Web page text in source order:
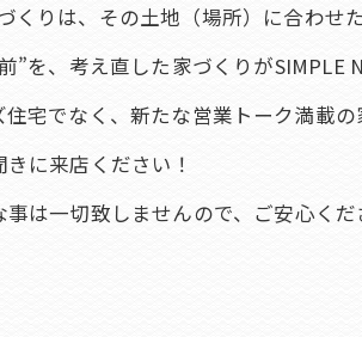
くりは、その土地（場所）に合わせ
”を、考え直した家づくりがSIMPLE
宅でなく、新たな営業トーク満載
に来店ください！
事は一切致しませんので、ご安心く